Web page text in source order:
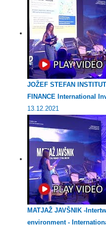
JOŽEF STEFAN
FINANCE International
13.12.2021
MATJAŽ JAVŠNIK -
environment -